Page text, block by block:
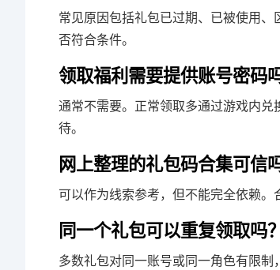
常见原因包括礼包已过期、已被使用
否符合条件。
领取福利需要提供账号密码
通常不需要。正常领取多通过游戏内
待。
网上整理的礼包码合集可信
可以作为线索参考，但不能完全依赖。
同一个礼包可以重复领取吗？
多数礼包对同一账号或同一角色有限制